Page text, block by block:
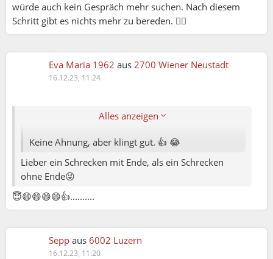
würde auch kein Gespräch mehr suchen. Nach diesem
Schritt gibt es nichts mehr zu bereden. 🤷‍♂️
Eva Maria 1962 aus 2700 Wiener Neustadt
16.12.23, 11:24
Alles anzeigen
Keine Ahnung, aber klingt gut. 👍 😂
Lieber ein Schrecken mit Ende, als ein Schrecken
ohne Ende😜
😇😄😄😄😄👍..........
Sepp aus 6002 Luzern
16.12.23, 11:20
Elena79: